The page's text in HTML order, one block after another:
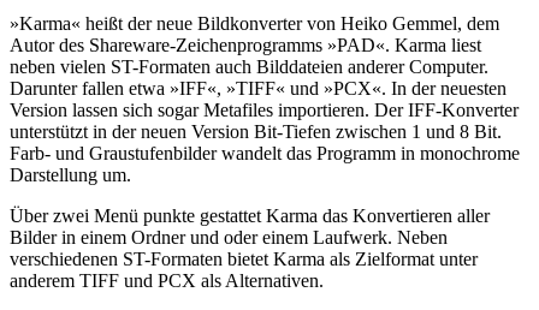
»Karma« heißt der neue Bildkonverter von Heiko Gemmel, dem
Autor des Shareware-Zeichenprogramms »PAD«. Karma liest
neben vielen ST-Formaten auch Bilddateien anderer Computer.
Darunter fallen etwa »IFF«, »TIFF« und »PCX«. In der neuesten
Version lassen sich sogar Metafiles importieren. Der IFF-Konverter
unterstützt in der neuen Version Bit-Tiefen zwischen 1 und 8 Bit.
Farb- und Graustufenbilder wandelt das Programm in monochrome
Darstellung um.
Über zwei Menü punkte gestattet Karma das Konvertieren aller
Bilder in einem Ordner und oder einem Laufwerk. Neben
verschiedenen ST-Formaten bietet Karma als Zielformat unter
anderem TIFF und PCX als Alternativen.